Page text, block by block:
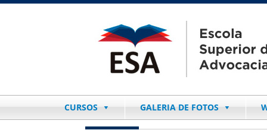
CURSOS GALERIA DE FOTOS